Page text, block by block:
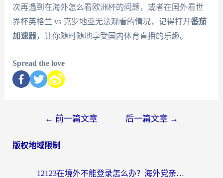
次再遇到在海外怎么看欧洲杯的问题，或者在国外看世
界杯英格兰 vs 克罗地亚无法观看的情况，记得打开番茄
加速器，让你随时随地享受国内体育直播的乐趣。
Spread the love
← 前一篇文章 后一篇文章 →
版权地域限制
12123在境外不能登录怎么办？海外党亲测有效的回国加速方案